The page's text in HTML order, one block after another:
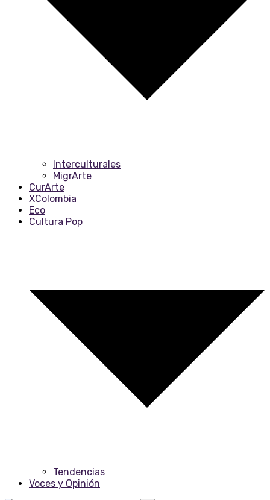
Interculturales
MigrArte
CurArte
XColombia
Eco
Cultura Pop
Tendencias
Voces y Opinión